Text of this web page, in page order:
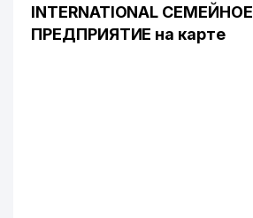
INTERNATIONAL СЕМЕЙНОЕ
ПРЕДПРИЯТИЕ на карте